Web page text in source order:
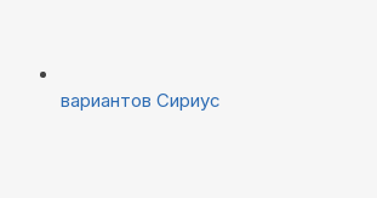
вариантов Сириус